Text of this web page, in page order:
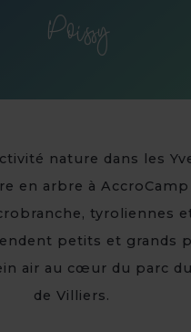
Poissy
nature dans les
en arbre à AccroCamp
tyroliennes
petits et grands
air au cœur du parc
de Villiers.